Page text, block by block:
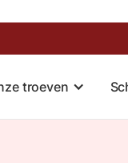
troeven